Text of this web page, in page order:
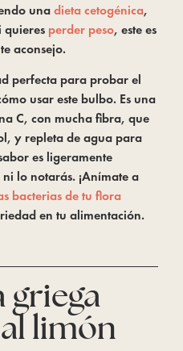
una dieta cetogénica
quieres perder peso, este es
aconsejo.
usar este bulbo. Es una
C, con mucha fibra, que
y repleta de agua para
es ligeramente
lo notarás. ¡Anímate a
bacterias de tu flora
en tu alimentación.
griega
limón